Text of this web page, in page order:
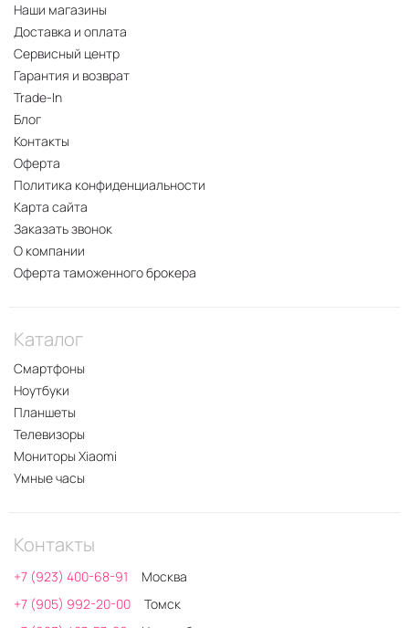
Наши магазины
Доставка и оплата
Сервисный центр
Гарантия и возврат
Trade-In
Блог
Контакты
Оферта
Политика конфиденциальности
Карта сайта
Заказать звонок
О компании
Оферта таможенного брокера
Каталог
Смартфоны
Ноутбуки
Планшеты
Телевизоры
Мониторы Xiaomi
Умные часы
Контакты
+7 (923) 400-68-91
Москва
+7 (905) 992-20-00
Томск